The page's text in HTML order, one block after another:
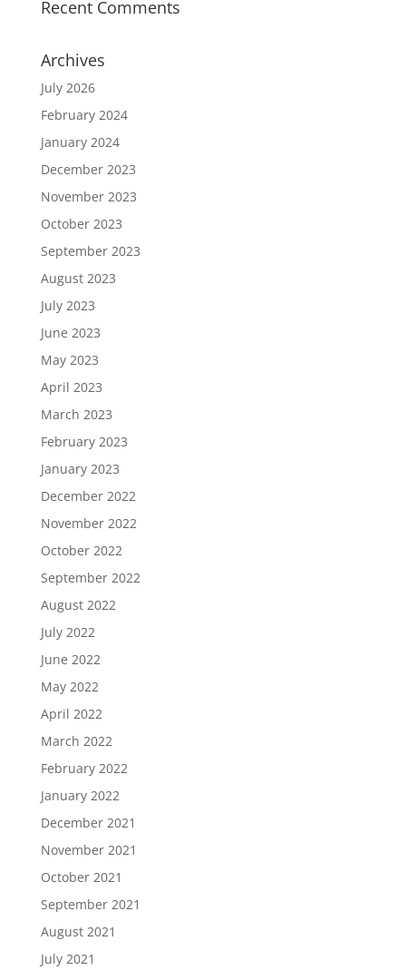
Recent Comments
Archives
July 2026
February 2024
January 2024
December 2023
November 2023
October 2023
September 2023
August 2023
July 2023
June 2023
May 2023
April 2023
March 2023
February 2023
January 2023
December 2022
November 2022
October 2022
September 2022
August 2022
July 2022
June 2022
May 2022
April 2022
March 2022
February 2022
January 2022
December 2021
November 2021
October 2021
September 2021
August 2021
July 2021